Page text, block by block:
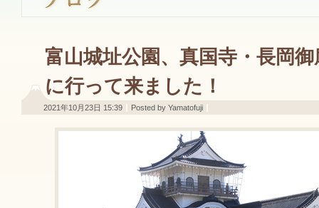
富山城址公園、真国寺・長岡
に行って来ました！
2021年10月23日 15:39 Posted by Yamatofuji